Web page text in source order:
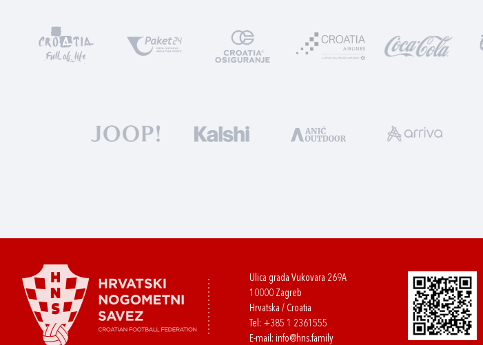
Ulica grada Vukovara 269A
10000 Zagreb
Hrvatska / Croatia
Tel: +385 1 2361555
E-mail: info@hns.family